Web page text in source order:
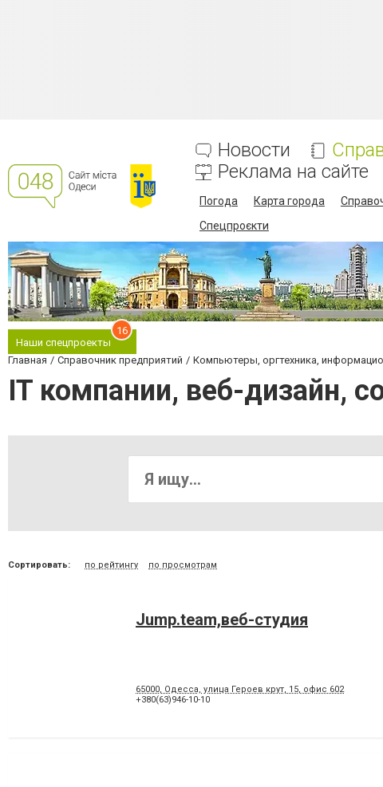
Новости
Реклама на сайте
Погода Карта города
Спецпроєкти
Наши спецпроекты
16
Главная Справочник предприятий Компьютеры, оргтехника,
IT компании, веб-дизайн,
Сортировать: по рейтингу по просмотрам
Jump.team,веб-студия
65000, Одесса, улица Героев крут, 15, офис 602
+380(63)946-10-10